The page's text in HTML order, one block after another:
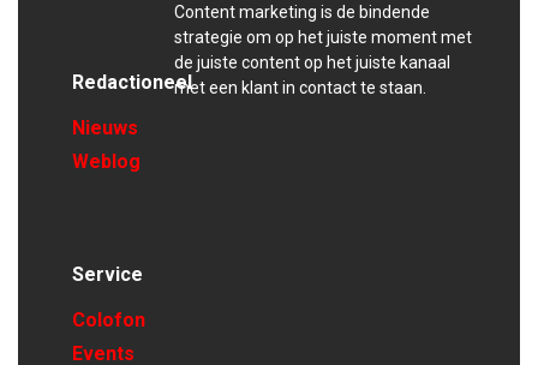
Content marketing is de bindende
strategie om op het juiste moment met
de juiste content op het juiste kanaal
met een klant in contact te staan.
Redactioneel
Nieuws
Weblog
Service
Colofon
Events